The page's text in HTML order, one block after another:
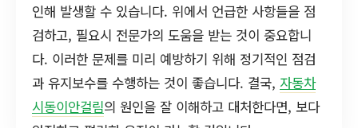
인해 발생할 수 있습니다. 위에서 언급한 사항들을 점
검하고, 필요시 전문가의 도움을 받는 것이 중요합니
다. 이러한 문제를 미리 예방하기 위해 정기적인 점검
과 유지보수를 수행하는 것이 좋습니다. 결국, 자동차
시동이안걸림의 원인을 잘 이해하고 대처한다면, 보다